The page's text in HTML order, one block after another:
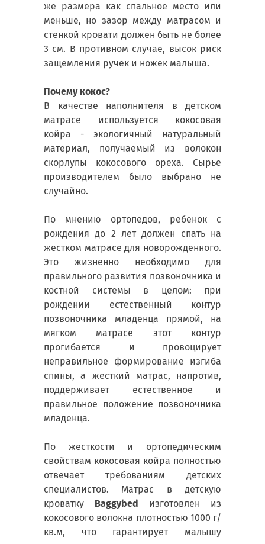
же размера как спальное место или
меньше, но зазор между матрасом и
стенкой кровати должен быть не более
3 см. В противном случае, высок риск
защемления ручек и ножек малыша.
Почему кокос?
В качестве наполнителя в детском
матрасе используется кокосовая
койра - экологичный натуральный
материал, получаемый из волокон
скорлупы кокосового ореха. Сырье
производителем было выбрано не
случайно.
По мнению ортопедов, ребенок с
рождения до 2 лет должен спать на
жестком матрасе для новорожденного.
Это жизненно необходимо для
правильного развития позвоночника и
костной системы в целом: при
рождении естественный контур
позвоночника младенца прямой, на
мягком матрасе этот контур
прогибается и провоцирует
неправильное формирование изгиба
спины, а жесткий матрас, напротив,
поддерживает естественное и
правильное положение позвоночника
младенца.
По жесткости и ортопедическим
свойствам кокосовая койра полностью
отвечает требованиям детских
специалистов. Матрас в детскую
кроватку Baggybed изготовлен из
кокосового волокна плотностью 1000 г/
кв.м, что гарантирует малышу